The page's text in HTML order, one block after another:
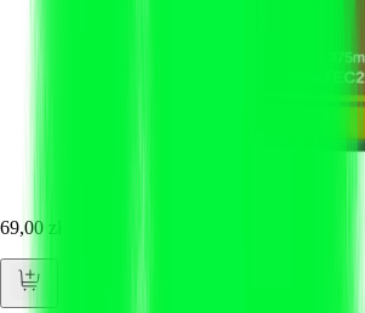
69,00 zł